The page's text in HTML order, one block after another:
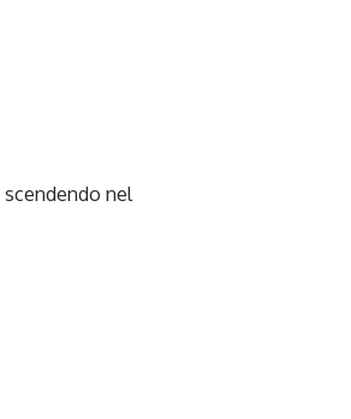
scendendo nel